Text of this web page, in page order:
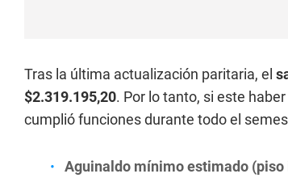
Tras la última actualización paritaria, el
$2.319.195,20. Por lo tanto, si este
cumplió funciones durante todo el
Aguinaldo mínimo estimado